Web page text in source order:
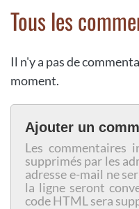
Tous les
Il n'y a pas de
moment.
Ajouter un
Les commentaires
supprimés par les
adresse e-mail ne
la ligne seront
code HTML sera